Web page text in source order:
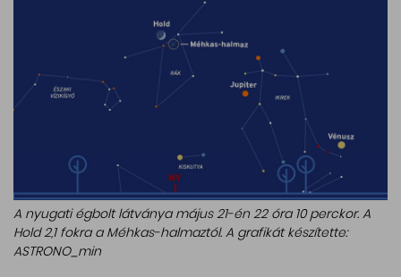
A nyugati égbolt látványa május 21-én 22 óra 10 perckor. A
Hold 2,1 fokra a Méhkas-halmaztól. A grafikát készítette:
ASTRONO_min